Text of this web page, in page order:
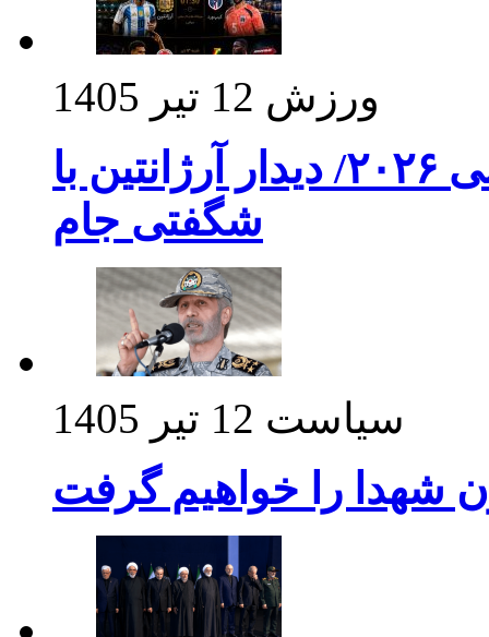
ورزش 12 تیر 1405
برنامه بازی های امشب جام جهانی ۲۰۲۶/ دیدار آرژانتین با
شگفتی جام
سیاست 12 تیر 1405
شهدا را خواهیم گرفت